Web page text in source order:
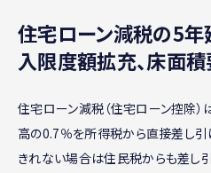
住宅ローン減税の5年
入限度額拡充、床面
住宅ローン減税（住宅ローン控除
高の0.7％を所得税から直接差し引
きれない場合は住民税からも差し